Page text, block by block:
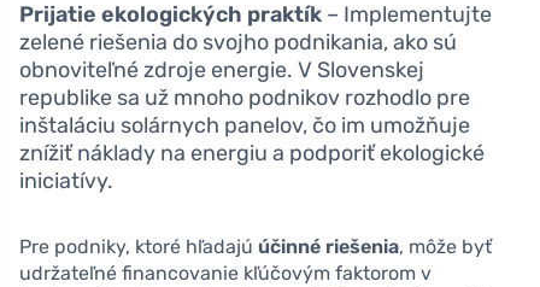
Prijatie ekologických praktík – Implementujte
zelené riešenia do svojho podnikania, ako sú
obnoviteľné zdroje energie. V Slovenskej
republike sa už mnoho podnikov rozhodlo pre
inštaláciu solárnych panelov, čo im umožňuje
znížiť náklady na energiu a podporiť ekologické
iniciatívy.
Pre podniky, ktoré hľadajú účinné riešenia, môže byť
udržateľné financovanie kľúčovým faktorom v